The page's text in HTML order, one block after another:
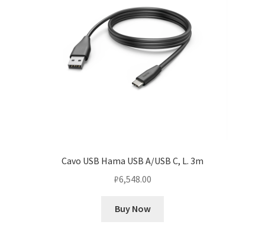
Cavo USB Hama USB A/USB C, L. 3m
₽6,548.00
Buy Now